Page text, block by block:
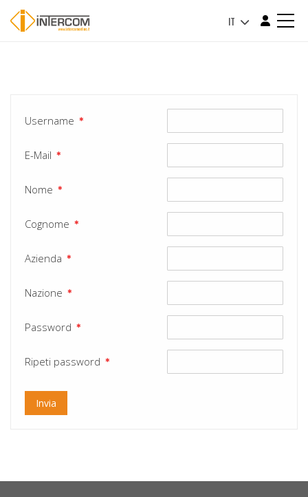
IT
Username ✱
E-Mail ✱
Nome ✱
Cognome ✱
Azienda ✱
Nazione ✱
Password ✱
Ripeti password ✱